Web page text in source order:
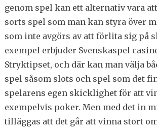
genom spel kan ett alternativ vara
sorts spel som man kan styra över
som inte avgörs av att förlita sig på
exempel erbjuder Svenskaspel
Stryktipset, och där kan man välja
spel såsom slots och spel som det
spelarens egen skicklighet för att
exempelvis poker. Men med det in
tilläggas att det går att vinna stort